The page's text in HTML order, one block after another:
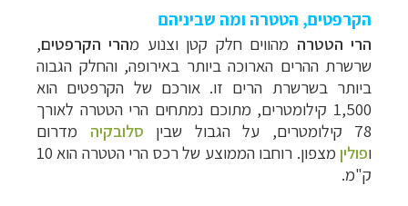
הקרפטים, הטטרה ומה שביניהם
הרי הטטרה מהווים חלק קטן וצנוע מהרי הקרפטים,
שרשרת ההרים הארוכה ביותר באירופה, והחלק הגבוה
ביותר בשרשרת הרים זו. אורכם של הקרפטים הוא
1,500 קילומטרים, מתוכם נמתחים הרי הטטרה לאורך
78 קילומטרים, על הגבול שבין
סלובקיה מדרום
ופולין
מצפון. רוחבו הממוצע של רכס הרי הטטרה הוא 10
ק"מ.